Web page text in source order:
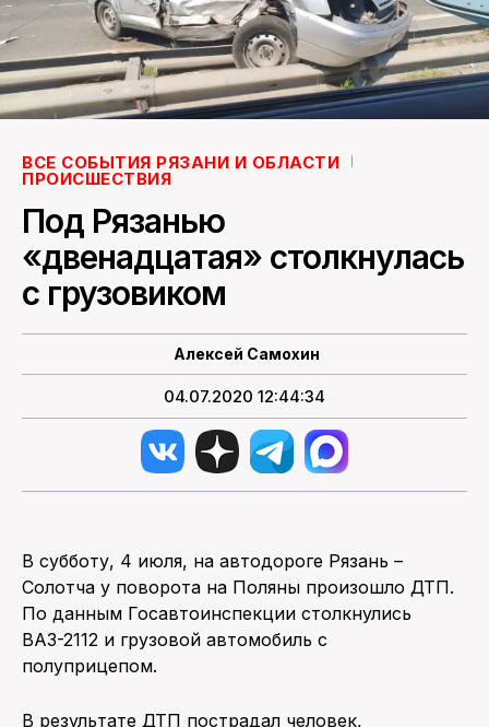
ВСЕ СОБЫТИЯ РЯЗАНИ И ОБЛАСТИ
ПРОИСШЕСТВИЯ
Под Рязанью
«двенадцатая» столкнулась
с грузовиком
Алексей Самохин
04.07.2020 12:44:34
В субботу, 4 июля, на автодороге Рязань –
Солотча у поворота на Поляны произошло ДТП.
По данным Госавтоинспекции столкнулись
ВАЗ-2112 и грузовой автомобиль с
полуприцепом.
В результате ДТП пострадал человек,